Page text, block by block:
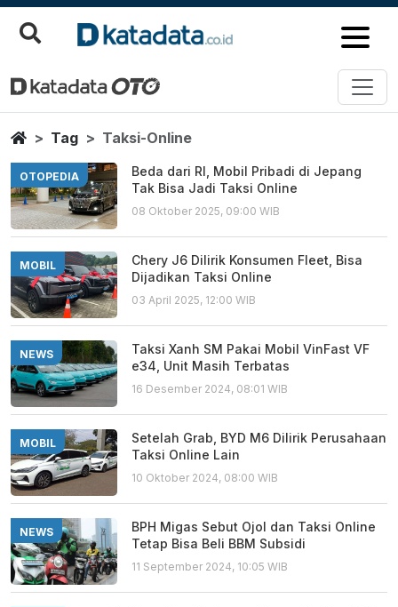
Taksi Online
Berita Terbaru
HomeTag Taksi-Online
OTOPEDIA
Beda dari RI, Mobil Pribadi di Jepang
Tak Bisa Jadi Taksi Online
08 Oktober 2025, 09:00 WIB
MOBIL
Chery J6 Dilirik Konsumen Fleet, Bisa
Dijadikan Taksi Online
03 April 2025, 12:00 WIB
NEWS
Taksi Xanh SM Pakai Mobil VinFast VF
e34, Unit Masih Terbatas
16 Desember 2024, 08:01 WIB
MOBIL
Setelah Grab, BYD M6 Dilirik Perusahaan
Taksi Online Lain
10 Oktober 2024, 08:00 WIB
NEWS
BPH Migas Sebut Ojol dan Taksi Online
Tetap Bisa Beli BBM Subsidi
11 September 2024, 10:05 WIB